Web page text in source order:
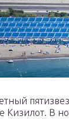
Кизилот. В